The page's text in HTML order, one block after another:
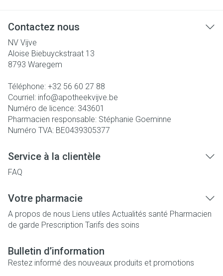
Contactez nous
NV Vijve
Aloise Biebuyckstraat 13
8793 Waregem
Téléphone: +32 56 60 27 88
Courriel: info@apotheekvijve.be
Numéro de licence: 343601
Pharmacien responsable: Stéphanie Goeminne
Numéro TVA: BE0439305377
Service à la clientèle
FAQ
Votre pharmacie
A propos de nous Liens utiles Actualités santé Pharmacien
de garde Prescription Tarifs des soins
Bulletin d’information
Restez informé des nouveaux produits et promotions